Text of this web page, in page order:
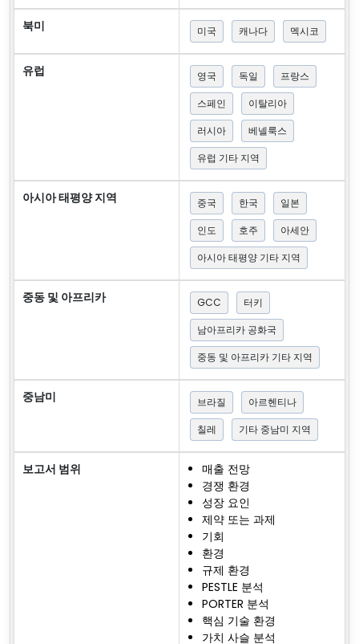
북미 미국 캐나다 멕시코
유럽 영국 독일
프랑스
스페인
이탈리아
러시아
베넬룩스
유럽 기타 지역
아시아 태평양 지역 중국 한국
일본
인도
호주
아세안
아시아 태평양 기타 지역
중동 및 아프리카 GCC
터키
남아프리카 공화국
중동 및 아프리카 기타 지역
중남미 브라질
아르헨티나
칠레
기타 중남미 지역
보고서 범위
매출 전망
경쟁 환경
성장 요인
제약 또는 과제
기회
환경
규제 환경
PESTLE 분석
PORTER 분석
핵심 기술 환경
가치 사슬 분석